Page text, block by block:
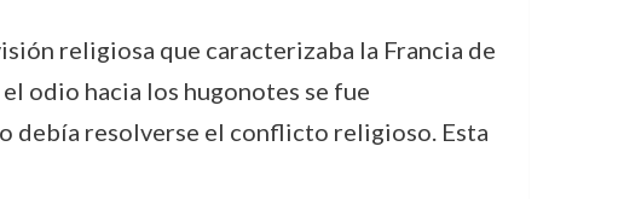
religiosa que caracterizaba la Francia de
odio hacia los hugonotes se fue
debía resolverse el conflicto religioso. Esta